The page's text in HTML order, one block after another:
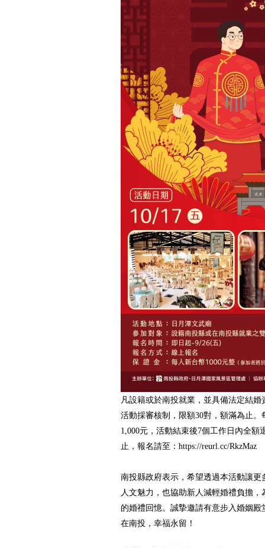
凡設籍或於南投就業，並具備法定結
活動採審核制，限額30對，額滿為止
1,000元，活動結束後7個工作日內全額
止，報名請至：https://reurl.cc/RkzMaz
南投縣政府表示，希望透過本活動讓
人文魅力，也協助新人減輕婚禮負擔
的婚禮回憶。誠摯邀請有意步入婚姻
在南投，幸福永留！